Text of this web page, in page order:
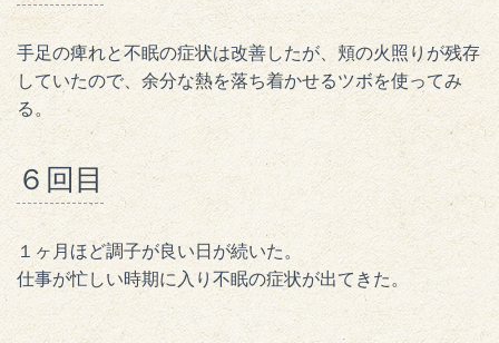
手足の痺れと不眠の症状は改善したが、頬の火照りが残存
していたので、余分な熱を落ち着かせるツボを使ってみ
る。
６回目
１ヶ月ほど調子が良い日が続いた。
仕事が忙しい時期に入り不眠の症状が出てきた。